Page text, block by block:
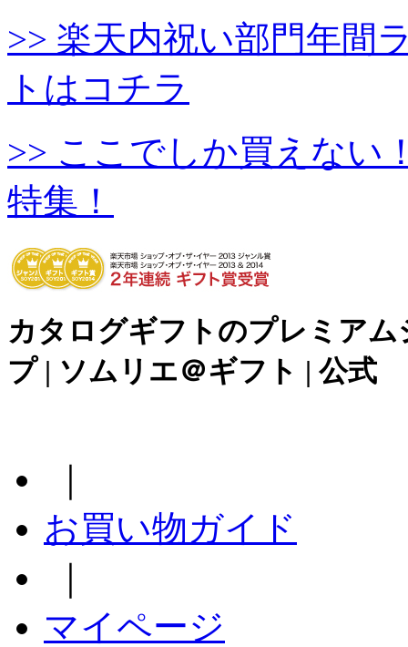
>> 楽天内祝い部門年間
トはコチラ
>> ここでしか買えない
特集！
カタログギフトのプレミアム
プ | ソムリエ＠ギフト | 公式
お買い物ガイド
マイページ